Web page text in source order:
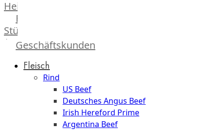
Heinsberg
Feinkost
Stüttgen
|
The
Geschäftskunden
Fleisch
Rind
US Beef
Deutsches Angus Beef
Irish Hereford Prime
Argentina Beef